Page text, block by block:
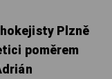
Plzně
poměrem